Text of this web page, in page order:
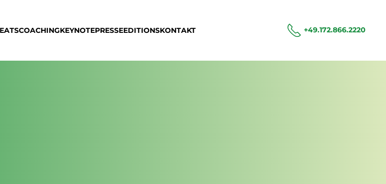
COACHINGKEYNOTEPRESSEEDITIONSKONTAKT +49.172.866.2220